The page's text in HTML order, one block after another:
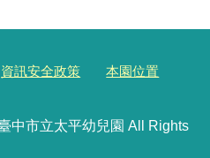
資訊安全政策 本園位置
中市立太平幼兒園 All Rights